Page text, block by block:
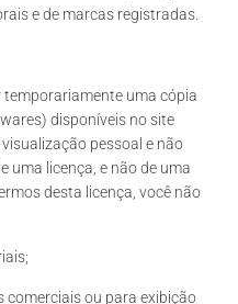
e de marcas registradas.
uma cópia
disponíveis no site
pessoal e não
uma licença, e não de uma
desta licença, você não
comerciais ou para exibição